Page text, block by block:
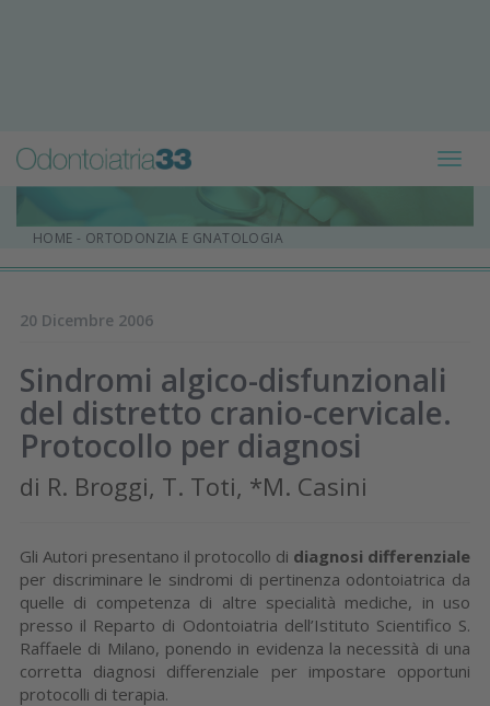
HOME - ORTODONZIA E GNATOLOGIA
20 Dicembre 2006
Sindromi algico-disfunzionali
del distretto cranio-cervicale.
Protocollo per diagnosi
di R. Broggi, T. Toti, *M. Casini
Gli Autori presentano il protocollo di diagnosi differenziale
per discriminare le sindromi di pertinenza odontoiatrica da
quelle di competenza di altre specialità mediche, in uso
presso il Reparto di Odontoiatria dell’Istituto Scientifico S.
Raffaele di Milano, ponendo in evidenza la necessità di una
corretta diagnosi differenziale per impostare opportuni
protocolli di terapia.